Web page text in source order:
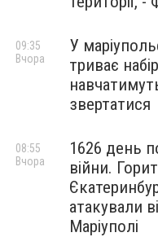
У
триває
звертатися
09:35
Вчора
1626 день
війни.
атакували
Маріуполі
08:55
Вчора